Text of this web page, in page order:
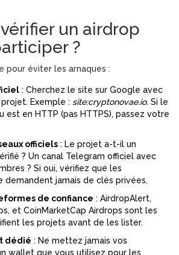
un airdrop
?
pour éviter les arnaques :
: Cherchez le site sur Google avec
Exemple : site:cryptonovae.io. Si le
est en HTTP (pas HTTPS), passez votre
officiels : Le projet a-t-il un
? Un canal Telegram officiel avec
? Si oui, vérifiez que les
demandent jamais de clés privées.
de confiance : AirdropAlert,
et CoinMarketCap Airdrops sont les
les projets avant de les lister.
dédié : Ne mettez jamais vos
wallet que vous utilisez pour les